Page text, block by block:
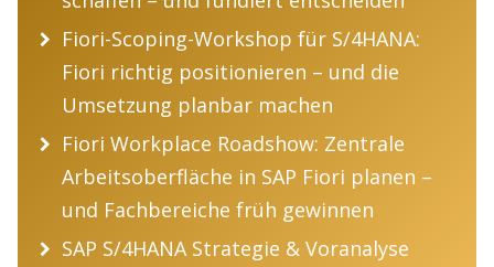
Fiori-Scoping-Workshop für S/4HANA:
Fiori richtig positionieren – und die
Umsetzung planbar machen
Fiori Workplace Roadshow: Zentrale
Arbeitsoberfläche in SAP Fiori planen –
und Fachbereiche früh gewinnen
SAP S/4HANA Strategie & Voranalyse